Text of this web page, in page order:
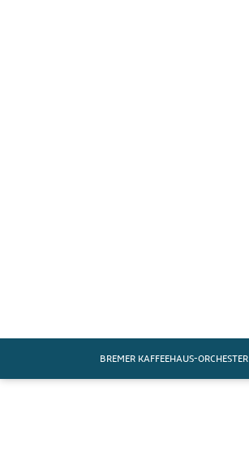
BREMER KAFFEEHAUS-ORCHESTER